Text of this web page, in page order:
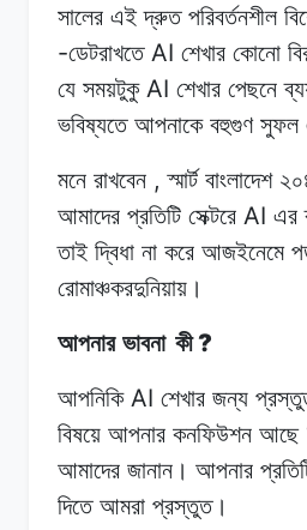
সালের এই দ্রুত পরিবর্তনশীল
-ডেটরাখতেAI শেখার কোনো
যে সময়টুকুAI শেখার পেছনে
ভবিষ্যতে আপনাকে বহুগুণ সুফল
মনে রাখবেন ,স্মার্ট বাংলাদেশ
আমাদের প্রতিটি সেক্টরে AI এর
তাই দ্বিধা না করে আজইনেমে
রোমাঞ্চকরদুনিয়ায়।
আপনার ভাবনা কী?
আপনিকিAI শেখার জন্য
বিষয়ে আপনার কনফিউশন আছে
আমাদের জানান। আপনার
দিতে আমরা প্রস্তুত।